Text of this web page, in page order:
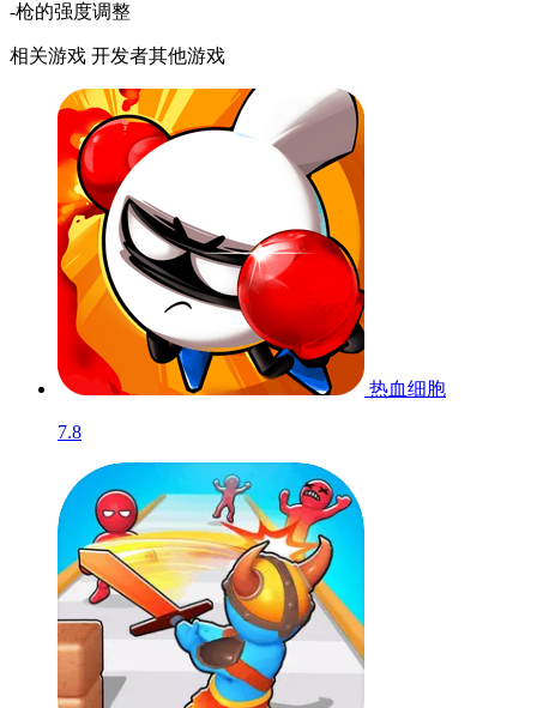
-枪的强度调整
相关游戏 开发者其他游戏
热血细胞
7.8